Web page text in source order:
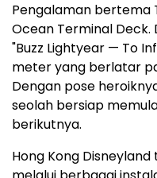
Pengalaman bertema
Ocean Terminal Deck.
"Buzz Lightyear — To
meter yang berlatar
Dengan pose
seolah bersiap
berikutnya.
Hong Kong